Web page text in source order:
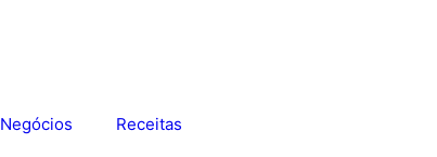
Negócios Receitas